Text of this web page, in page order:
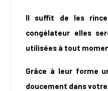
Il suffit de les
congélateur elles
utilisées à tout
Grâce à leur forme
doucement dans votre